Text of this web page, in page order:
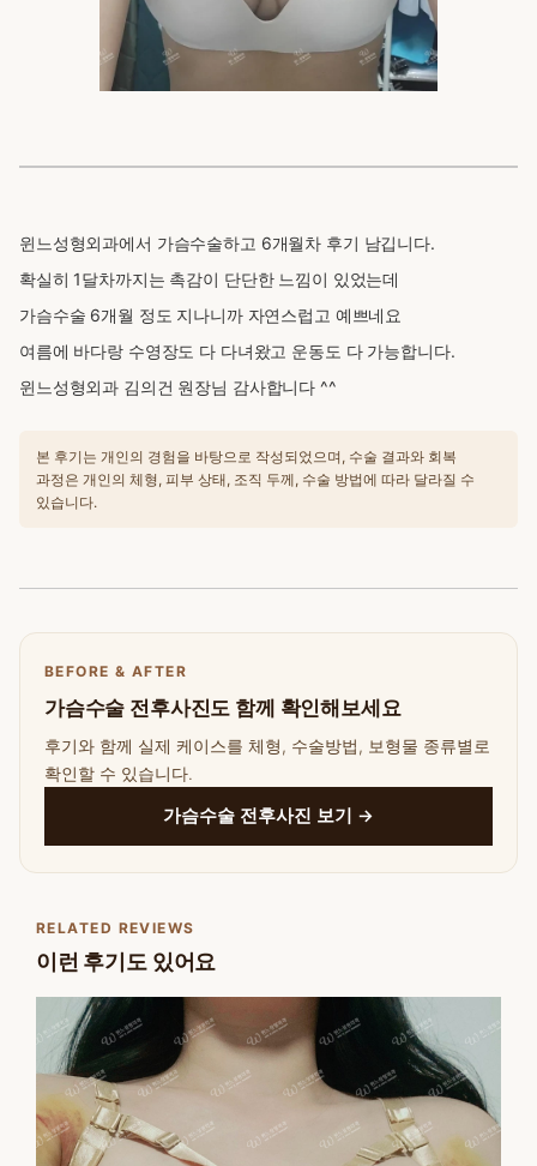
윈느성형외과에서 가슴수술하고 6개월차 후기 남깁니다.
확실히 1달차까지는 촉감이 단단한 느낌이 있었는데
가슴수술 6개월 정도 지나니까 자연스럽고 예쁘네요
여름에 바다랑 수영장도 다 다녀왔고 운동도 다 가능합니다.
윈느성형외과 김의건 원장님 감사합니다 ^^
본 후기는 개인의 경험을 바탕으로 작성되었으며, 수술 결과와 회복
과정은 개인의 체형, 피부 상태, 조직 두께, 수술 방법에 따라 달라질 수
있습니다.
BEFORE & AFTER
가슴수술 전후사진도 함께 확인해보세요
후기와 함께 실제 케이스를 체형, 수술방법, 보형물 종류별로
확인할 수 있습니다.
가슴수술 전후사진 보기 →
RELATED REVIEWS
이런 후기도 있어요